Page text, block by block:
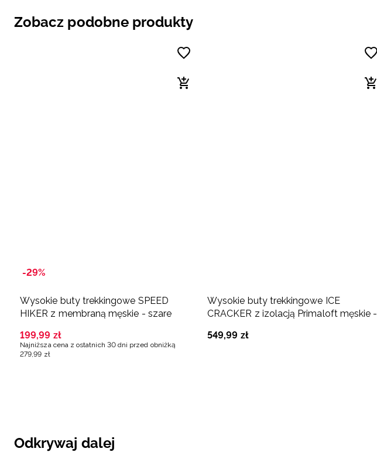
Zobacz podobne produkty
-29%
Wysokie buty trekkingowe SPEED
HIKER z membraną męskie - szare
199,99 zł
Najniższa cena z ostatnich 30 dni przed obniżką
279,99 zł
Wysokie buty trekkingowe ICE
CRACKER z izolacją Primaloft męskie -
549,99 zł
Odkrywaj dalej